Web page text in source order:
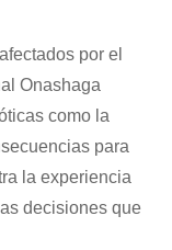
por el
Onashaga
como la
para
la experiencia
decisiones que